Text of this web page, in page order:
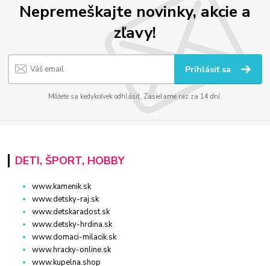
Nepremeškajte novinky, akcie a
zľavy!
Prihlásiť sa
Môžete sa kedykoľvek odhlásiť. Zasielame raz za 14 dní.
DETI, ŠPORT, HOBBY
www.kamenik.sk
www.detsky-raj.sk
www.detskaradost.sk
www.detsky-hrdina.sk
www.domaci-milacik.sk
www.hracky-online.sk
www.kupelna.shop